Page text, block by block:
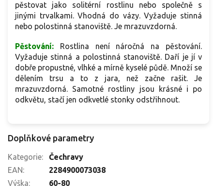
pěstovat jako solitérní rostlinu nebo společně s
jinými trvalkami. Vhodná do vázy. Vyžaduje stinná
nebo polostinná stanoviště. Je mrazuvzdorná.
Pěstování: Rostlina není náročná na pěstování.
Vyžaduje stinná a polostinná stanoviště. Daří je jí v
dobře propustné, vlhké a mírně kyselé půdě. Množí se
dělením trsu a to z jara, než začne rašit. Je
mrazuvzdorná. Samotné rostliny jsou krásné i po
odkvětu, stačí jen odkvetlé stonky odstřihnout.
Doplňkové parametry
Kategorie:
Čechravy
EAN:
2284900073038
Výška:
60-80